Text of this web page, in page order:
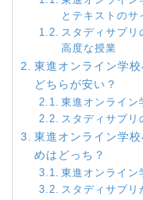
とテキストのサ
スタディサプ
高度な授業
東進オンライン学
どちらが安い？
東進オンライン
スタディサプリ
東進オンライン学
めはどっち？
東進オンライン
スタディサプリ